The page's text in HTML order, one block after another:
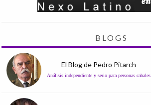
BLOGS
El Blog de Pedro Pitarch
Análisis independiente y serio para personas cabales